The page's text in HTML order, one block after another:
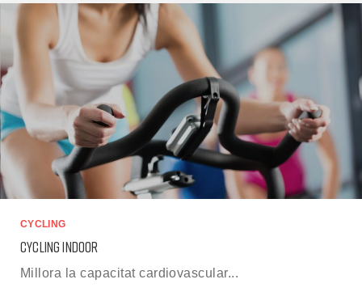
CYCLING
CYCLING INDOOR
Millora la capacitat cardiovascular...